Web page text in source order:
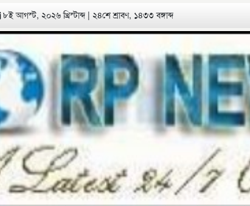
৮ই আগস্ট, ২০২৬ খ্রিস্টাব্দ | ২৪শে শ্রাবণ, ১৪৩৩ বঙ্গাব্দ